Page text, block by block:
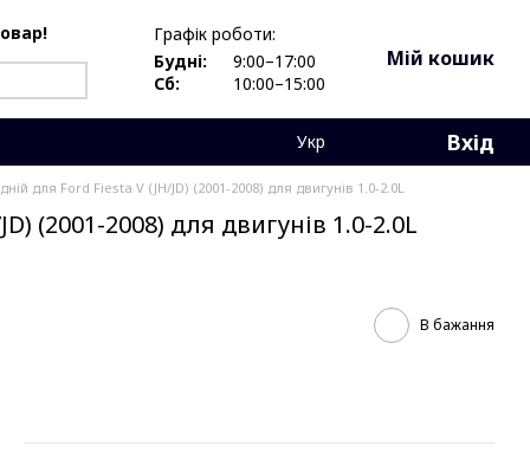
Графік роботи:
Будні:
9:00–17:00
Сб:
10:00–15:00
Мій кошик
Укр Вхід
для Ford Fiesta V (JH/JD) (2001-2008) для двигунів 1.0-2.0L
(2001-2008) для двигунів 1.0-2.0L
В бажання